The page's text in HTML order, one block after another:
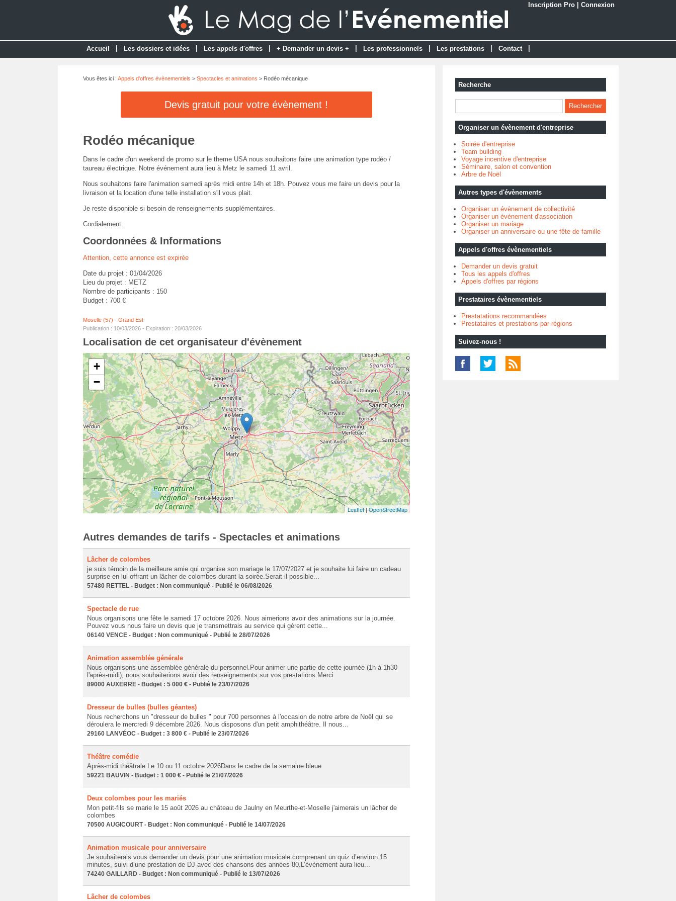
Inscription Pro Connexion
Accueil Les dossiers et idées Les appels d'offres + Demander un devis + Les professionnels Les prestations Contact
Vous êtes ici : Appels d'offres évènementiels > Spectacles et animations > Rodéo mécanique
Devis gratuit pour votre évènement !
Rodéo mécanique
Dans le cadre d'un weekend de promo sur le theme USA nous souhaitons faire une animation type rodéo /
taureau électrique. Notre événement aura lieu à Metz le samedi 11 avril.
Nous souhaitons faire l'animation samedi après midi entre 14h et 18h. Pouvez vous me faire un devis pour la
livraison et la location d'une telle installation s'il vous plait.
Je reste disponible si besoin de renseignements supplémentaires.
Cordialement.
Coordonnées & Informations
Attention, cette annonce est expirée
Date du projet : 01/04/2026
Lieu du projet : METZ
Nombre de participants : 150
Budget : 700 €
Moselle (57) - Grand Est
Publication : 10/03/2026 - Expiration : 20/03/2026
Localisation de cet organisateur d'évènement
+
−
Leaflet|OpenStreetMap
Autres demandes de tarifs - Spectacles et animations
Lâcher de colombes
je suis témoin de la meilleure amie qui organise son mariage le 17/07/2027 et je souhaite lui faire un cadeau
surprise en lui offrant un lâcher de colombes durant la soirée.Serait il possible...
57480 RETTEL - Budget : Non communiqué - Publié le 06/08/2026
Spectacle de rue
Nous organisons une fête le samedi 17 octobre 2026. Nous aimerions avoir des animations sur la journée.
Pouvez vous nous faire un devis que je transmettrais au service qui gèrent cette...
06140 VENCE - Budget : Non communiqué - Publié le 28/07/2026
Animation assemblée générale
Nous organisons une assemblée générale du personnel.Pour animer une partie de cette journée (1h à 1h30
l'après-midi), nous souhaiterions avoir des renseignements sur vos prestations.Merci
89000 AUXERRE - Budget : 5 000 € - Publié le 23/07/2026
Dresseur de bulles (bulles géantes)
Nous recherchons un "dresseur de bulles " pour 700 personnes à l'occasion de notre arbre de Noël qui se
déroulera le mercredi 9 décembre 2026. Nous disposons d'un petit amphithéâtre. Il nous...
29160 LANVÉOC - Budget : 3 800 € - Publié le 23/07/2026
Théâtre comédie
Après-midi théâtrale Le 10 ou 11 octobre 2026Dans le cadre de la semaine bleue
59221 BAUVIN - Budget : 1 000 € - Publié le 21/07/2026
Deux colombes pour les mariés
Mon petit-fils se marie le 15 août 2026 au château de Jaulny en Meurthe-et-Moselle j'aimerais un lâcher de
colombes
70500 AUGICOURT - Budget : Non communiqué - Publié le 14/07/2026
Animation musicale pour anniversaire
Je souhaiterais vous demander un devis pour une animation musicale comprenant un quiz d’environ 15
minutes, suivi d’une prestation de DJ avec des chansons des années 80.L’événement aura lieu...
74240 GAILLARD - Budget : Non communiqué - Publié le 13/07/2026
Lâcher de colombes
Recherche
Organiser un évènement d'entreprise
Soirée d'entreprise
Team building
Voyage incentive d'entreprise
Séminaire, salon et convention
Arbre de Noël
Autres types d'évènements
Organiser un évènement de collectivité
Organiser un évènement d'association
Organiser un mariage
Organiser un anniversaire ou une fête de famille
Appels d'offres évènementiels
Demander un devis gratuit
Tous les appels d'offres
Appels d'offres par régions
Prestataires évènementiels
Prestatations recommandées
Prestataires et prestations par régions
Suivez-nous !